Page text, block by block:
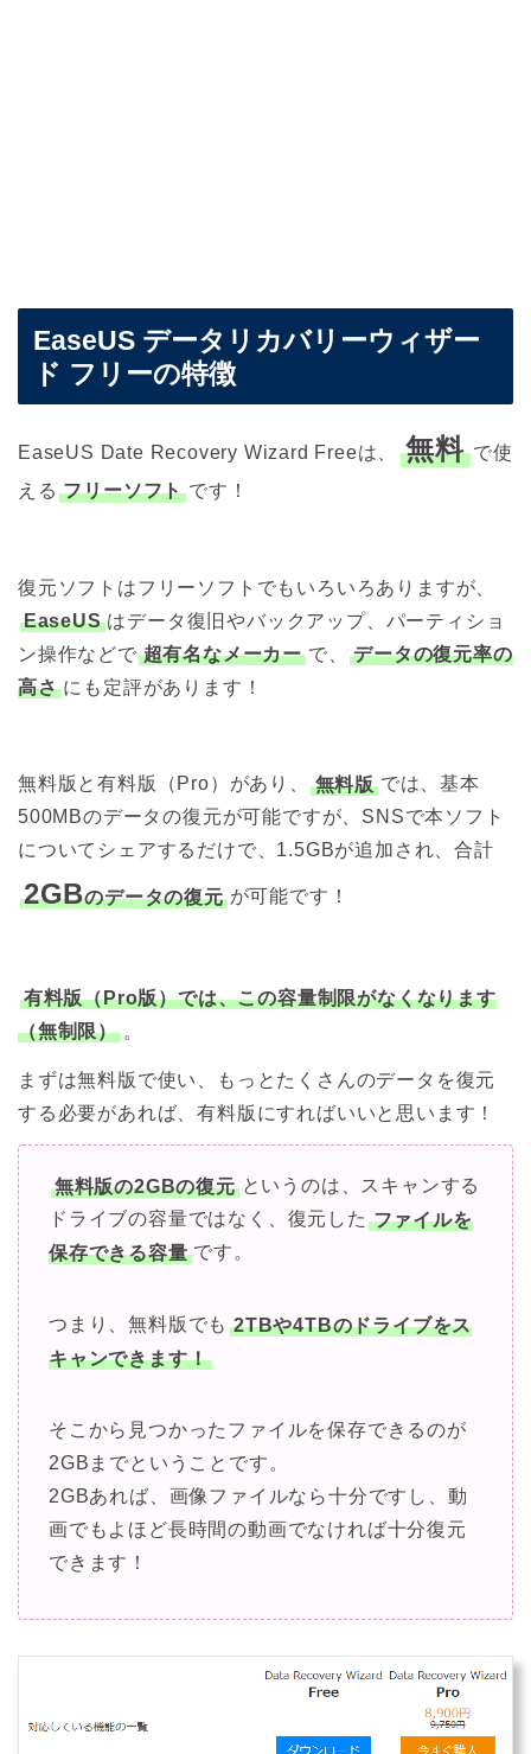
EaseUS データリカバリーウィザー
ド フリーの特徴
EaseUS Date Recovery Wizard Freeは、 無料 で使
える フリーソフト です！
復元ソフトはフリーソフトでもいろいろありますが、
EaseUS はデータ復旧やバックアップ、パーティショ
ン操作などで 超有名なメーカー で、
データの復元率の
高さ にも定評があります！
無料版と有料版（Pro）があり、 無料版 では、基本
500MBのデータの復元が可能ですが、SNSで本ソフト
についてシェアするだけで、1.5GBが追加され、合計
2GBのデータの復元 が可能です！
有料版（Pro版）では、この容量制限がなくなります
（無制限） 。
まずは無料版で使い、もっとたくさんのデータを復元
する必要があれば、有料版にすればいいと思います！
無料版の2GBの復元 というのは、スキャンする
ドライブの容量ではなく、復元した ファイルを
保存できる容量 です。
つまり、無料版でも 2TBや4TBのドライブをス
キャンできます！
そこから見つかったファイルを保存できるのが
2GBまでということです。
2GBあれば、画像ファイルなら十分ですし、動
画でもよほど長時間の動画でなければ十分復元
できます！